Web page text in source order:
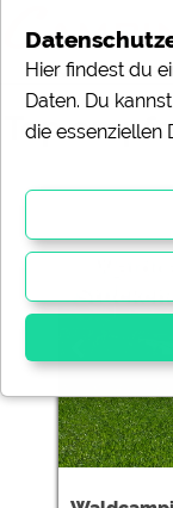
Top
Hier findest du
Daten. Du
die essenziellen
Essenziell
Essenzielle Cookies
Funktionen und sind
Website dringend